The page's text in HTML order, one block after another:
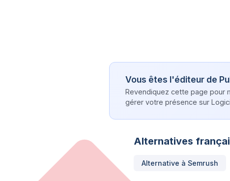
Vous êtes l'éditeur de
Revendiquez cette page pour
gérer votre présence sur
Alternatives
Alternative à Semrush